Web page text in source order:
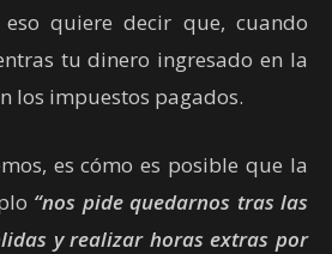
quiere decir que, cuando
tu dinero ingresado en la
los impuestos pagados.
es cómo es posible que la
“nos pide quedarnos tras las
y realizar horas extras por